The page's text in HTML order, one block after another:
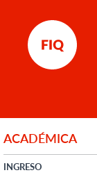
ACADÉMICA
INGRESO